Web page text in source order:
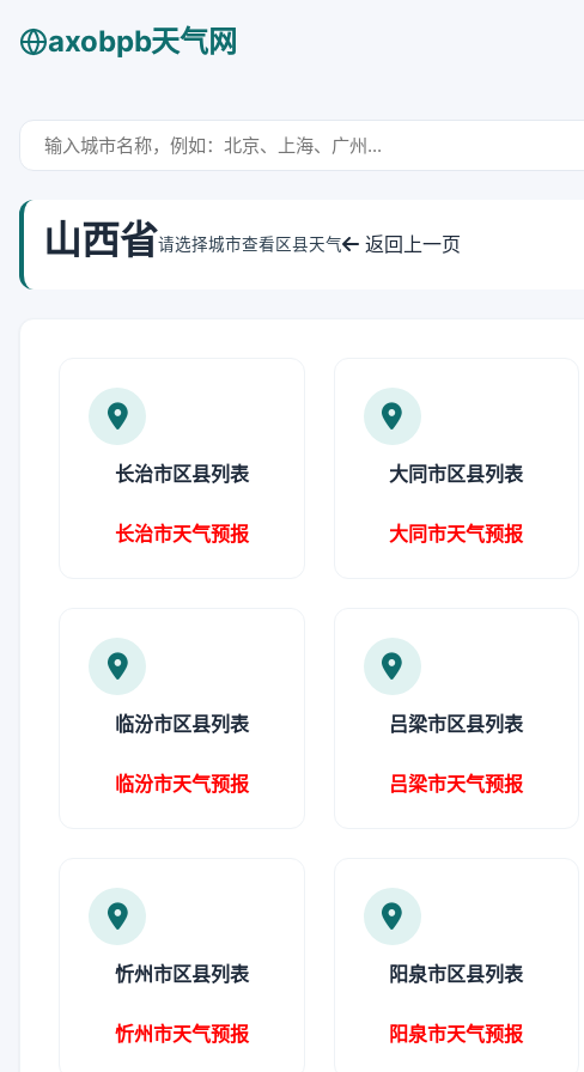
axobpb天气网
山西省请选择城市查看区县天气 返回上一页
长治市区县列表
长治市天气预报
大同市区县列表
大同市天气预报
临汾市区县列表
临汾市天气预报
吕梁市区县列表
吕梁市天气预报
忻州市区县列表
忻州市天气预报
阳泉市区县列表
阳泉市天气预报